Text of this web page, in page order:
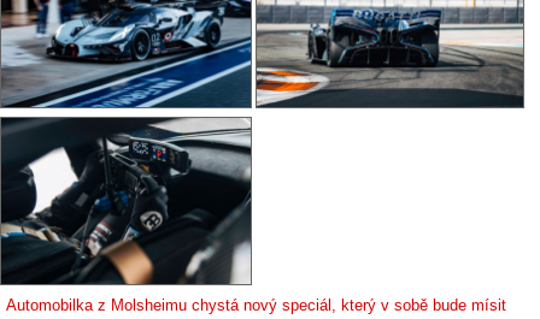
Automobilka z Molsheimu chystá nový speciál, který v sobě bude mísit